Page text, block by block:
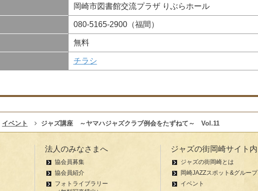
岡崎市図書館交流プラザ りぶらホール
080-5165-2900（福間）
無料
チラシ
イベント ジャズ講座 ～ヤマハジャズクラブ例会をたずねて～ Vol.11
法人のみなさまへ
協会員募集
協会員紹介
フォトライブラリー
ジャズの街岡崎サイト内
ジャズの街岡崎とは
岡崎JAZZスポット&グループ
イベント